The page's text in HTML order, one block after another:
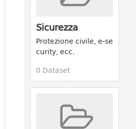
Sicurezza
Protezione civile, e-se
curity, ecc.
0 Dataset